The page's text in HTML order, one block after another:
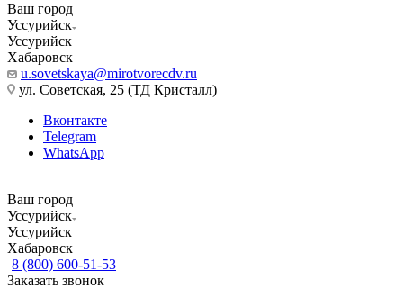
Ваш город
Уссурийск
Уссурийск
Хабаровск
u.sovetskaya@mirotvorecdv.ru
ул. Советская, 25 (ТД Кристалл)
Вконтакте
Telegram
WhatsApp
Ваш город
Уссурийск
Уссурийск
Хабаровск
8 (800) 600-51-53
Заказать звонок